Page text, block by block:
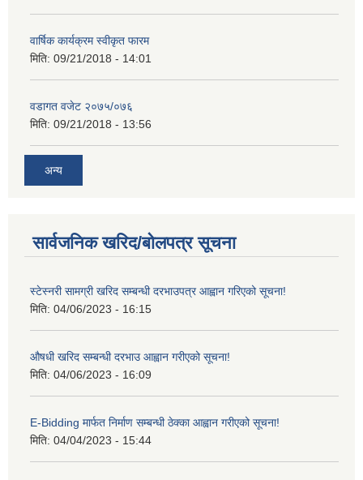
वार्षिक कार्यक्रम स्वीकृत फारम
मिति: 09/21/2018 - 14:01
वडागत वजेट २०७५/०७६
मिति: 09/21/2018 - 13:56
अन्य
सार्वजनिक खरिद/बोलपत्र सूचना
स्टेस्नरी सामग्री खरिद सम्बन्धी दरभाउपत्र आह्वान गरिएको सूचना!
मिति: 04/06/2023 - 16:15
औषधी खरिद सम्बन्धी दरभाउ आह्वान गरीएको सूचना!
मिति: 04/06/2023 - 16:09
E-Bidding मार्फत निर्माण सम्बन्धी ठेक्का आह्वान गरीएको सूचना!
मिति: 04/04/2023 - 15:44